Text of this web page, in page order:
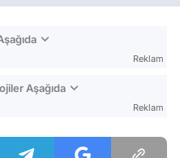
Reklam
Aşağıda
Reklam